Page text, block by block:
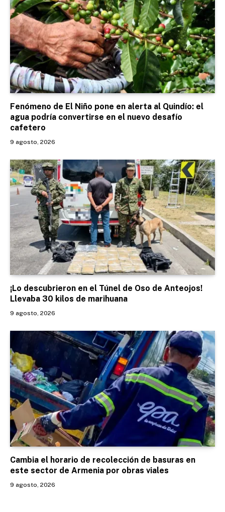
Fenómeno de El Niño pone en alerta al Quindío: el
agua podría convertirse en el nuevo desafío
cafetero
9 agosto, 2026
¡Lo descubrieron en el Túnel de Oso de Anteojos!
Llevaba 30 kilos de marihuana
9 agosto, 2026
Cambia el horario de recolección de basuras en
este sector de Armenia por obras viales
9 agosto, 2026